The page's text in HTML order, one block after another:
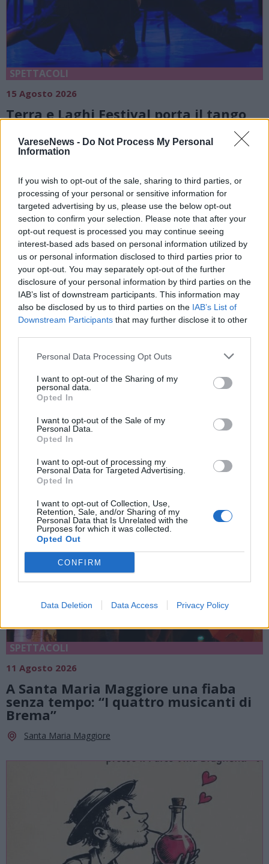
VareseNews - Do Not Process My Personal
Information
If you wish to opt-out of the sale, sharing to third parties, or
processing of your personal or sensitive information for
targeted advertising by us, please use the below opt-out
section to confirm your selection. Please note that after your
opt-out request is processed you may continue seeing
interest-based ads based on personal information utilized by
us or personal information disclosed to third parties prior to
your opt-out. You may separately opt-out of the further
disclosure of your personal information by third parties on the
IAB’s list of downstream participants. This information may
also be disclosed by us to third parties on the IAB’s List of
Downstream Participants that may further disclose it to other
Personal Data Processing Opt Outs
I want to opt-out of the Sharing of my
personal data.
Opted In
I want to opt-out of the Sale of my
Personal Data.
Opted In
I want to opt-out of processing my
Personal Data for Targeted Advertising.
Opted In
I want to opt-out of Collection, Use,
Retention, Sale, and/or Sharing of my
Personal Data that Is Unrelated with the
Purposes for which it was collected.
Opted Out
CONFIRM
Data Deletion Data Access Privacy Policy
SPETTACOLI
15 Agosto 2026
Terra e Laghi Festival porta il tango
Soiano Del Lago
SPETTACOLI
12 Agosto 2026
A Baveno volano grandi emozioni con
“La Gabbianella”
Baveno
SPETTACOLI
11 Agosto 2026
A Santa Maria Maggiore una fiaba
senza tempo: “I quattro musicanti di
Brema”
Santa Maria Maggiore